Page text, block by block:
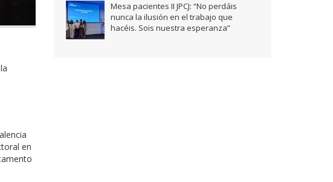
en
Mesa pacientes II JPCJ: “No perdáis
nunca la ilusión en el trabajo que
hacéis. Sois nuestra esperanza”